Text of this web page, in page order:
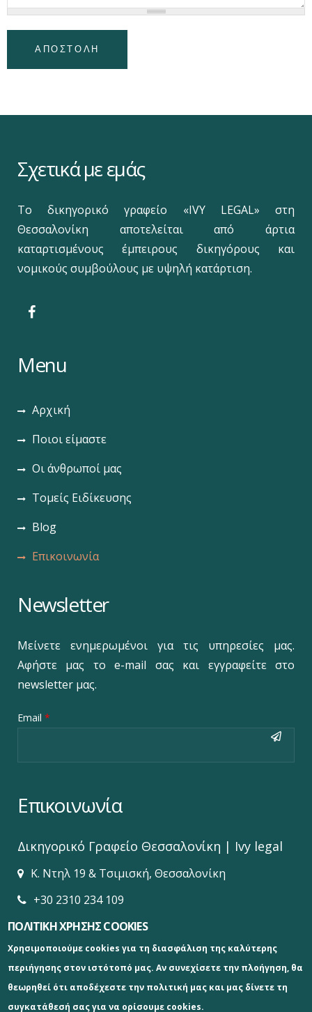
Σχετικά με εμάς
Το δικηγορικό γραφείο «IVY LEGAL» στη
Θεσσαλονίκη αποτελείται από άρτια
καταρτισμένους έμπειρους δικηγόρους και
νομικούς συμβούλους με υψηλή κατάρτιση.
Menu
Αρχική
Ποιοι είμαστε
Οι άνθρωποί μας
Τομείς Ειδίκευσης
Blog
Επικοινωνία
Newsletter
Μείνετε ενημερωμένοι για τις υπηρεσίες μας.
Αφήστε μας το e-mail σας και εγγραφείτε στο
newsletter μας.
Email *
Επικοινωνία
Δικηγορικό Γραφείο‎ Θεσσαλονίκη | Ivy legal
Κ. Ντηλ 19 & Τσιμισκή, Θεσσαλονίκη
+30 2310 234 109
info@ivylegal.gr
www.ivylegal.gr
ΠΟΛΙΤΙΚΗ ΧΡΗΣΗΣ COOKIES
Χρησιμοποιούμε cookies για τη διασφάλιση της καλύτερης
περιήγησης στον ιστότοπό μας. Αν συνεχίσετε την πλοήγηση, θα
θεωρηθεί ότι αποδέχεστε την πολιτική μας και μας δίνετε τη
συγκατάθεσή σας για να ορίσουμε cookies.